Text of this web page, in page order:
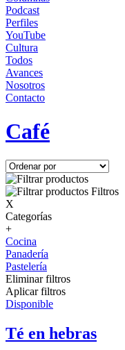
Podcast
Perfiles
YouTube
Cultura
Todos
Avances
Nosotros
Contacto
Café
Filtros
X
Categorías
+
Cocina
Panadería
Pastelería
Eliminar filtros
Aplicar filtros
Disponible
Té en hebras